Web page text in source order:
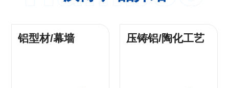
铝型材/幕墙 压铸铝/陶化工艺